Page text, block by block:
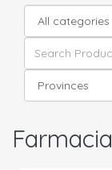
Farmacia